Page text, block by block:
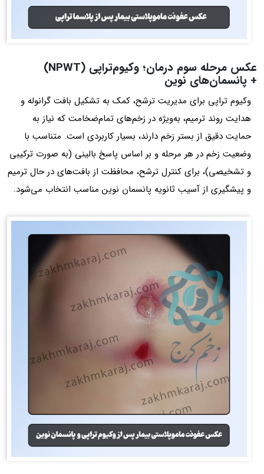
عکس مرحله سوم درمان؛ وکیوم‌تراپی (NPWT)
+ پانسمان‌های نوین
وکیوم تراپی برای مدیریت ترشح، کمک به تشکیل بافت گرانوله و
هدایت روند ترمیم، به‌ویژه در زخم‌های تمام‌ضخامت که نیاز به
حمایت دقیق از بستر زخم دارند، بسیار کاربردی است. متناسب با
وضعیت زخم در هر مرحله و بر اساس پاسخ بالینی (به صورت ترکیبی
و تشخیصی)، برای کنترل ترشح، محافظت از بافت‌های در حال ترمیم
و پیشگیری از آسیب ثانویه پانسمان نوین مناسب انتخاب می‌شود.